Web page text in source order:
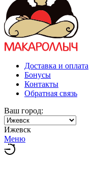
Доставка и оплата
Бонусы
Контакты
Обратная связь
Ваш город:
Ижевск
Меню